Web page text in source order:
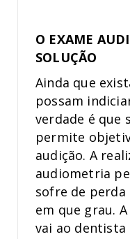
O EXAME
SOLUÇÃO
Ainda que
possam
verdade é que
permite
audição. A
audiometria
sofre de
em que grau.
vai ao